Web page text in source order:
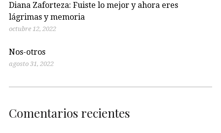
Diana Zaforteza: Fuiste lo mejor y ahora eres
lágrimas y memoria
octubre 12, 2022
Nos-otros
agosto 31, 2022
Comentarios recientes